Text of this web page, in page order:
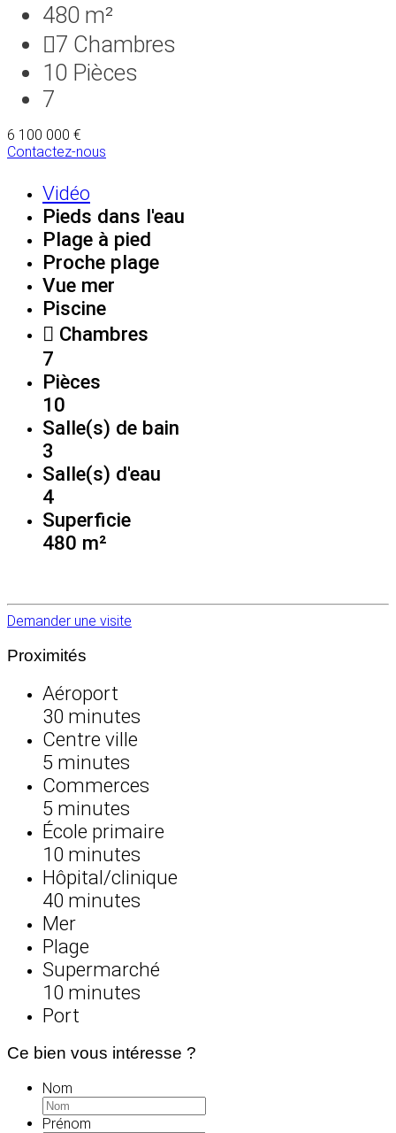
480 m²
7 Chambres
10 Pièces
7
6 100 000 €
Contactez-nous
Vidéo
Pieds dans l'eau
Plage à pied
Proche plage
Vue mer
Piscine
Chambres
7
Pièces
10
Salle(s) de bain
3
Salle(s) d'eau
4
Superficie
480 m²
Demander une visite
Proximités
Aéroport
30 minutes
Centre ville
5 minutes
Commerces
5 minutes
École primaire
10 minutes
Hôpital/clinique
40 minutes
Mer
Plage
Supermarché
10 minutes
Port
Ce bien vous intéresse ?
Nom
Prénom